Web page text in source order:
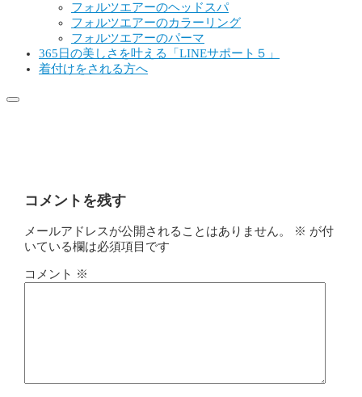
フォルツエアーのヘッドスパ
フォルツエアーのカラーリング
フォルツエアーのパーマ
365日の美しさを叶える「LINEサポート５」
着付けをされる方へ
コメントを残す
メールアドレスが公開されることはありません。 ※ が付
いている欄は必須項目です
コメント ※